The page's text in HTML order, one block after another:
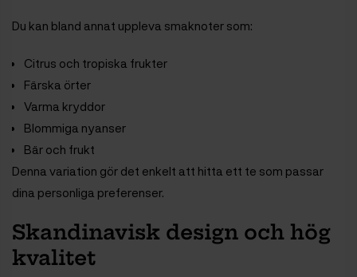
Du kan bland annat uppleva smaknoter som:
Citrus och tropiska frukter
Färska örter
Varma kryddor
Blommiga nyanser
Bär och frukt
Denna variation gör det enkelt att hitta ett te som passar
dina personliga preferenser.
Skandinavisk design och hög
kvalitet